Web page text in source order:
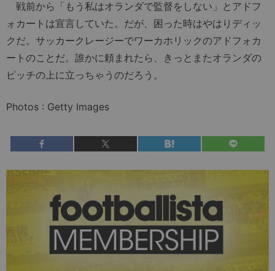
戦前から「もう私はオランダで監督をしない」とアドフ
ォカートは宣言していた。だが、困った時はやはりディッ
クだ。サッカークレージーでワーカホリックのアドフォカ
ートのことだ。誰かに頼まれたら、きっとまたオランダの
ピッチの上に立っちゃうのだろう。
Photos : Getty Images